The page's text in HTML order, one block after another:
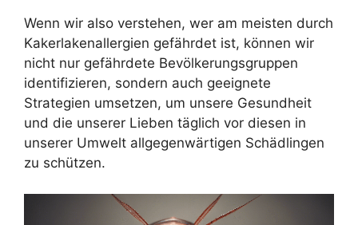
Wenn wir also verstehen, wer am meisten durch
Kakerlakenallergien gefährdet ist, können wir
nicht nur gefährdete Bevölkerungsgruppen
identifizieren, sondern auch geeignete
Strategien umsetzen, um unsere Gesundheit
und die unserer Lieben täglich vor diesen in
unserer Umwelt allgegenwärtigen Schädlingen
zu schützen.